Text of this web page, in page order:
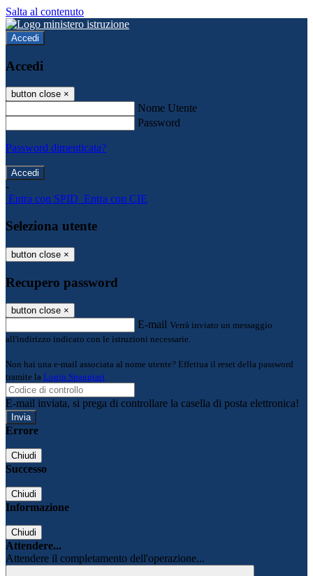
Salta al contenuto
Accedi
Accedi
button close ×
Nome Utente
Password
Password dimenticata?
-
Entra con SPID Entra con CIE
Seleziona utente
button close ×
Recupero password
button close ×
E-mail Verrà inviato un messaggio
all'indirizzo indicato con le istruzioni necessarie.
Non hai una e-mail associata al nome utente? Effettua il reset della password
tramite la Login Spaggiari
E-mail inviata, si prega di controllare la casella di posta elettronica!
Errore
Chiudi
Successo
Chiudi
Informazione
Chiudi
Attendere...
Attendere il completamento dell'operazione...